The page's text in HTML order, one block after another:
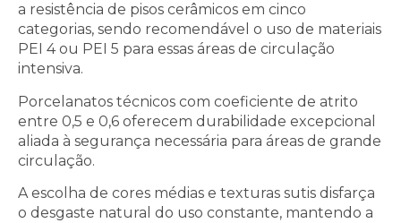
a resistência de pisos cerâmicos em cinco
categorias, sendo recomendável o uso de materiais
PEI 4 ou PEI 5 para essas áreas de circulação
intensiva.
Porcelanatos técnicos com coeficiente de atrito
entre 0,5 e 0,6 oferecem durabilidade excepcional
aliada à segurança necessária para áreas de grande
circulação.
A escolha de cores médias e texturas sutis disfarça
o desgaste natural do uso constante, mantendo a